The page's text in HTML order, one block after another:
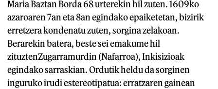
Maria Baztan Borda 68 urterekin hil zuten. 1609ko
azaroaren 7an eta 8an egindako epaiketetan, bizirik
erretzera kondenatu zuten, sorgina zelakoan.
Berarekin batera, beste sei emakume hil
zituztenZugarramurdin (Nafarroa), Inkisizioak
egindako sarraskian. Ordutik heldu da sorginen
inguruko irudi estereotipatua: erratzaren gainean